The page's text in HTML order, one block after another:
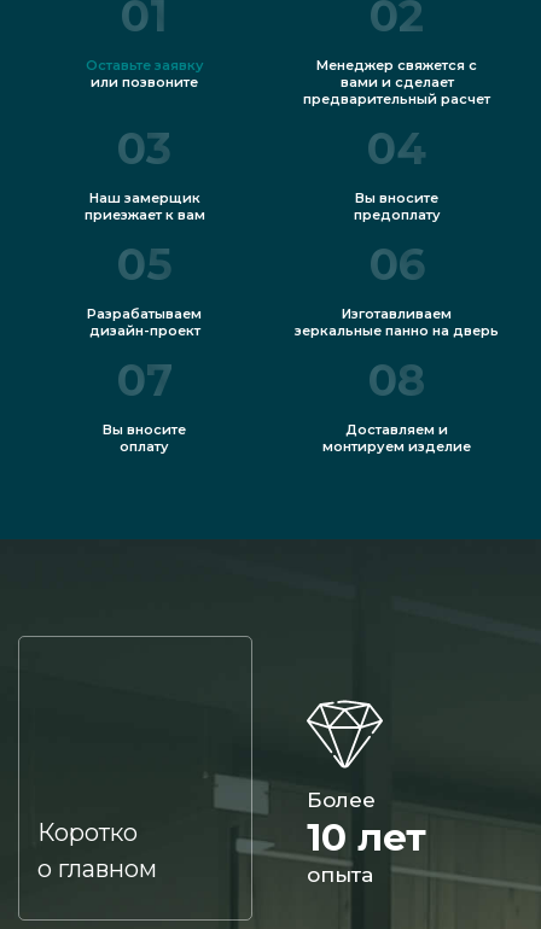
01
Оставьте заявку
или позвоните
02
Менеджер свяжется с
вами и сделает
предварительный расчет
03
Наш замерщик
приезжает к вам
04
Вы вносите
предоплату
05
Разрабатываем
дизайн-проект
06
Изготавливаем
зеркальные панно на дверь
07
Вы вносите
оплату
08
Доставляем и
монтируем изделие
Коротко
о главном
Более
10 лет
опыта